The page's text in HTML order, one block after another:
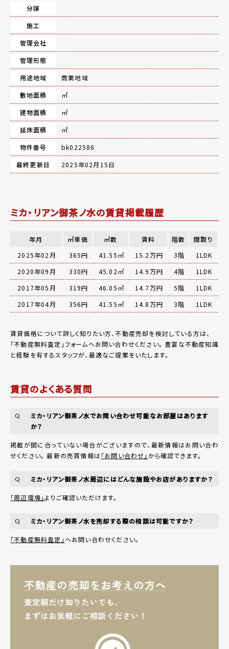
分譲
施工
管理会社
管理形態
用途地域
商業地域
敷地面積
㎡
建物面積
㎡
延床面積
㎡
物件番号
bk022586
最終更新日
2025年02月15日
ミカ・リアン御茶ノ水の賃貸掲載履歴
年月 ㎡単価 ㎡数 賃料 階数
間取り
2025年02月
365円 41.55㎡ 15.2万円 3階
1LDK
2020年09月
330円 45.02㎡ 14.9万円 4階
1LDK
2017年05月
319円 46.05㎡ 14.7万円 5階
1LDK
2017年04月
356円 41.55㎡ 14.8万円 3階 1LDK
賃貸価格について詳しく知りたい方、不動産売却を検討している方は、
「不動産無料査定 」フォームへお問い合わせください。 豊富な不動産知識
と経験を有するスタッフが、最適なご提案をいたします。
賃貸のよくある質問
Q
ミカ・リアン御茶ノ水でお問い合わせ可能なお部屋はあります
か？
掲載が間に合っていない場合がございますので、最新情報はお問い合わ
せください。 最新の売買情報は「お問い合わせ」 から確認できます。
Q ミカ・リアン御茶ノ水周辺にはどんな施設やお店がありますか？
「周辺環境」よりご確認いただけます。
Q ミカ・リアン御茶ノ水を売却する際の相談は可能ですか？
「不動産無料査定」へお問い合わせください。